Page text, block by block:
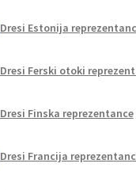
Dresi Estonija
Dresi Ferski otoki
Dresi Finska reprezentance
Dresi Francija